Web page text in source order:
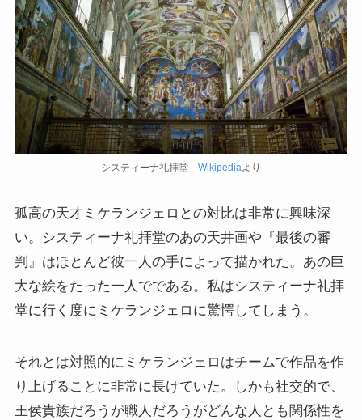
システィーナ礼拝堂 Wikipediaより
孤高の天才ミケランジェロとの対比は非常に興味深
い。システィーナ礼拝堂のあの天井画や『最後の審
判』はほとんど彼一人の手によって描かれた。あの巨
大な絵をたった一人でである。私はシスティーナ礼拝
堂に行く度にミケランジェロに驚愕してしまう。
それとは対照的にミケランジェロはチームで作品を作
り上げることに非常に長けていた。しかも社交的で、
王侯貴族だろうが職人だろうがどんな人とも関係性を